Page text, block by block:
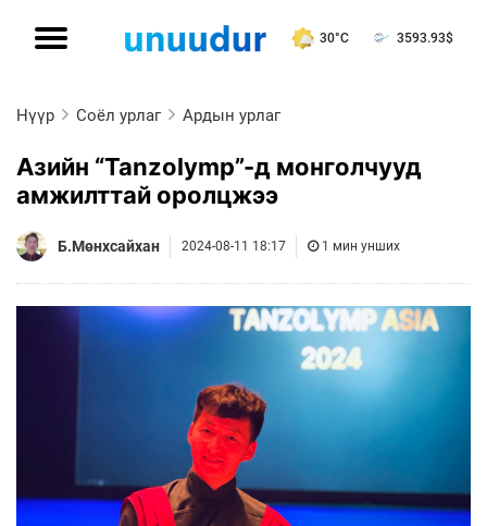
30°C 3593.93$
Нүүр Соёл урлаг Ардын урлаг
Азийн “Tanzolymp”-д монголчууд
амжилттай оролцжээ
Б.Мөнхсайхан 2024-08-11 18:17 1 мин унших